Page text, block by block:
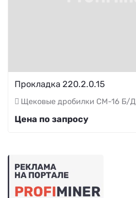
Прокладка 220.2.0.15
Щековые дробилки СМ-16 Б/Д
Цена по запросу